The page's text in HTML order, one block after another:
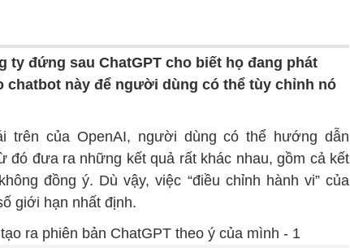
ty đứng sau ChatGPT cho biết họ đang phát
chatbot này để người dùng có thể tùy chỉnh nó
trên của OpenAI, người dùng có thể hướng dẫn
đó đưa ra những kết quả rất khác nhau, gồm cả kết
đồng ý. Dù vậy, việc “điều chỉnh hành vi” của
giới hạn nhất định.